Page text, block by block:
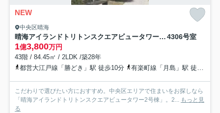
NEW
中央区晴海
晴海アイランドトリトンスクエアビュータワー2号棟 4306号室
1億3,800万円
43階 / 84.45㎡ / 2LDK /築28年
都営大江戸線「勝どき」駅 徒歩10分
有楽町線「月島」駅 徒歩7分
こだわりで選びたい方におすすめ。中央区エリアで住まいをお探しなら
「晴海アイランドトリトンスクエアビュータワー2号棟」。2... もっと見
る